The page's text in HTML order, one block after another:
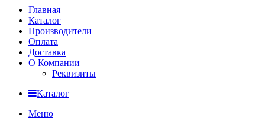
Главная
Каталог
Производители
Оплата
Доставка
О Компании
Реквизиты
Каталог
Меню